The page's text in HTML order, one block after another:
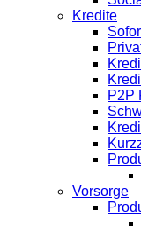
Kredite
P2P
Vorsorge